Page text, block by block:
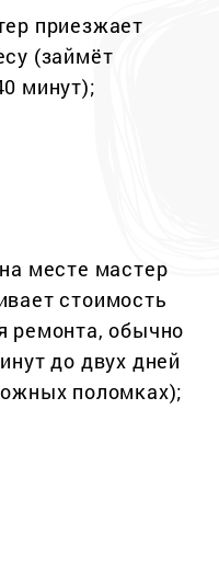
приезжает
(займёт
минут);
месте мастер
стоимость
ремонта, обычно
до двух дней
поломках);